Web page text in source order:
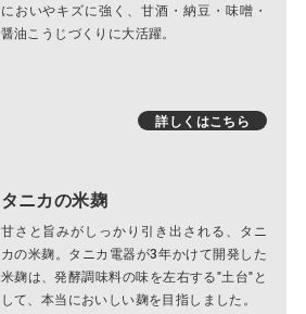
においやキズに強く、甘酒・納豆・味噌・
醤油こうじづくりに大活躍。
詳しくはこちら
タニカの米麹
甘さと旨みがしっかり引き出される、タニ
カの米麹。タニカ電器が3年かけて開発した
米麹は、発酵調味料の味を左右する"土台"と
して、本当においしい麹を目指しました。